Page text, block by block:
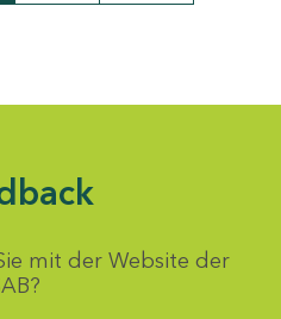
mit der Website der